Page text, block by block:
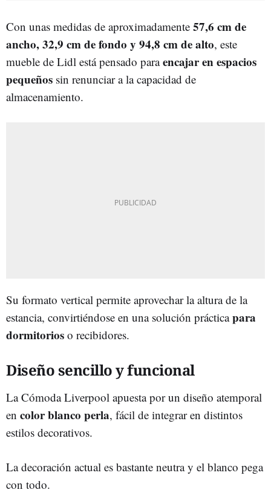
Con unas medidas de aproximadamente 57,6 cm de
ancho, 32,9 cm de fondo y 94,8 cm de alto, este
mueble de Lidl está pensado paraencajar en espacios
pequeños sin renunciar a la capacidad de
almacenamiento.
Su formato vertical permite aprovechar la altura de la
estancia, convirtiéndose en una solución prácticapara
dormitorios o recibidores.
Diseño sencillo y funcional
La Cómoda Liverpool apuesta por un diseño atemporal
en color blanco perla, fácil de integrar en distintos
estilos decorativos.
La decoración actual es bastante neutra y el blanco pega
con todo.